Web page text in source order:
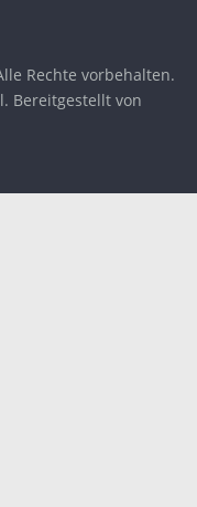
Rechte vorbehalten.
Bereitgestellt von